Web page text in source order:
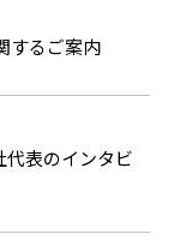
するご案内
代表のインタビ